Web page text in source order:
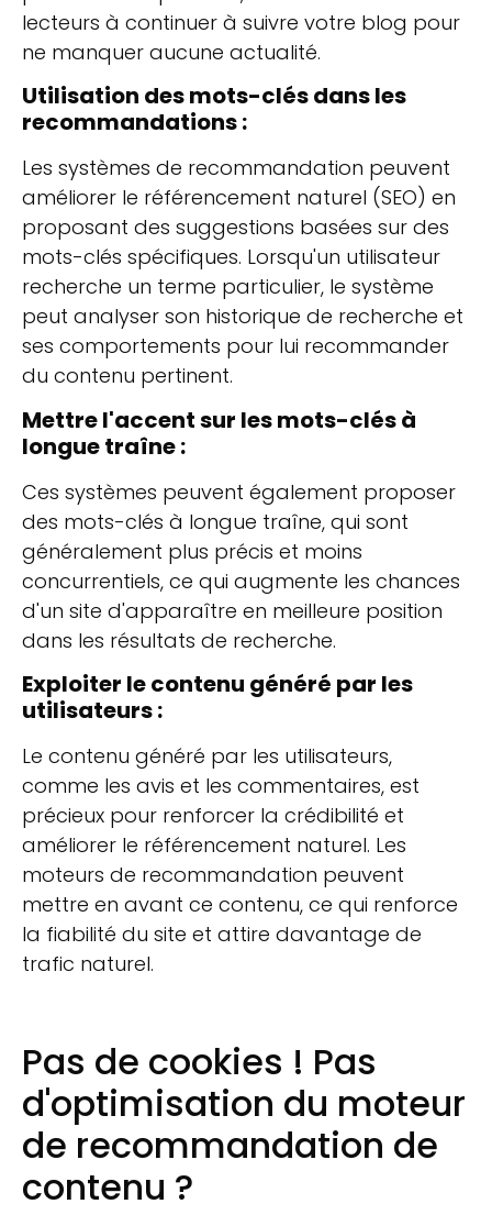
lecteurs à continuer à suivre votre blog pour
ne manquer aucune actualité.
Utilisation des mots-clés dans les
recommandations :
Les systèmes de recommandation peuvent
améliorer le référencement naturel (SEO) en
proposant des suggestions basées sur des
mots-clés spécifiques. Lorsqu'un utilisateur
recherche un terme particulier, le système
peut analyser son historique de recherche et
ses comportements pour lui recommander
du contenu pertinent.
Mettre l'accent sur les mots-clés à
longue traîne :
Ces systèmes peuvent également proposer
des mots-clés à longue traîne, qui sont
généralement plus précis et moins
concurrentiels, ce qui augmente les chances
d'un site d'apparaître en meilleure position
dans les résultats de recherche.
Exploiter le contenu généré par les
utilisateurs :
Le contenu généré par les utilisateurs,
comme les avis et les commentaires, est
précieux pour renforcer la crédibilité et
améliorer le référencement naturel. Les
moteurs de recommandation peuvent
mettre en avant ce contenu, ce qui renforce
la fiabilité du site et attire davantage de
trafic naturel.
Pas de cookies ! Pas
d'optimisation du moteur
de recommandation de
contenu ?